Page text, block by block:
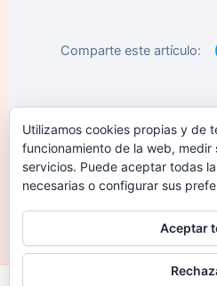
Comparte este artículo:
¿Sigues con
ayudar?
Verde Adulto
Utilizamos cookies propias y de
funcionamiento de la web, medir
servicios. Puede aceptar todas
necesarias o configurar sus
Aceptar